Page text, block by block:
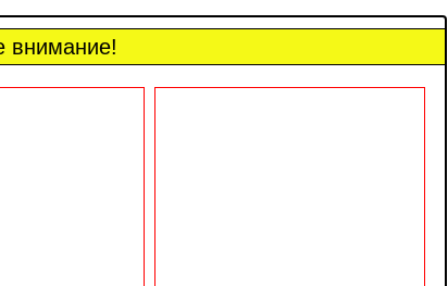
внимание!